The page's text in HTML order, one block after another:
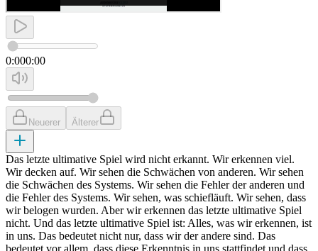
0:000:00
Neuerer Älterer
Das letzte ultimative Spiel wird nicht erkannt. Wir erkennen viel.
Wir decken auf. Wir sehen die Schwächen von anderen. Wir sehen
die Schwächen des Systems. Wir sehen die Fehler der anderen und
die Fehler des Systems. Wir sehen, was schiefläuft. Wir sehen, dass
wir belogen wurden. Aber wir erkennen das letzte ultimative Spiel
nicht. Und das letzte ultimative Spiel ist: Alles, was wir erkennen, ist
in uns. Das bedeutet nicht nur, dass wir der andere sind. Das
bedeutet vor allem, dass diese Erkenntnis in uns stattfindet und dass